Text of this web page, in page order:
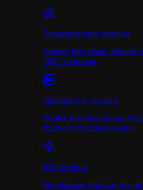
Резидентские прокси
Самые быстрые
190+ странах.
Датацентр прокси
500K+
прокси по всему миру.
ISP прокси
Надёжные прокси для